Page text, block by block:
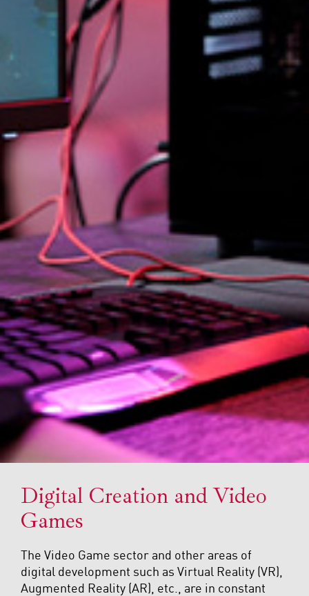
Digital Creation and Video
Games
The Video Game sector and other areas of
digital development such as Virtual Reality (VR),
Augmented Reality (AR), etc., are in constant